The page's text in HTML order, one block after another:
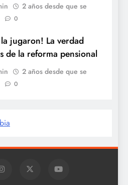
2 años desde que se
0
la jugaron! La verdad
de la reforma pensional
2 años desde que se
0